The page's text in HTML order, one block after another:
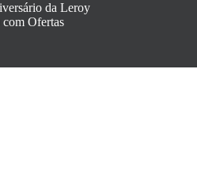
da Leroy
Ofertas